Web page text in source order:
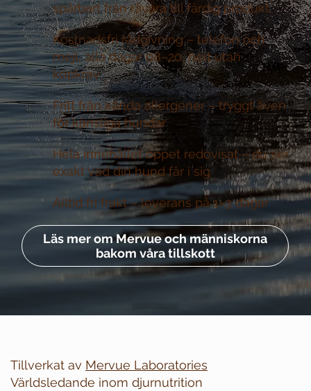
spårbart från råvara till färdig produkt
Kostnadsfri rådgivning –telefon och
mejl, alla dagar 08–20, helt utan
köpkrav
Läs mer om Mervue och människorna
bakom våra tillskott
Fritt från kända allergener –tryggt även
för känsliga hundar
Hela innehållet öppet redovisat –du ser
exakt vad din hund får i sig
Alltid fri frakt –leverans på 1–3 dagar
Tillverkat av Mervue Laboratories
Världsledande inom djurnutrition